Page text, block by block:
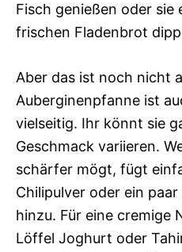
Fisch genießen oder sie
frischen Fladenbrot
Aber das ist noch nicht
Auberginenpfanne ist
vielseitig. Ihr könnt sie
Geschmack variieren.
schärfer mögt, fügt
Chilipulver oder ein
hinzu. Für eine cremige
Löffel Joghurt oder